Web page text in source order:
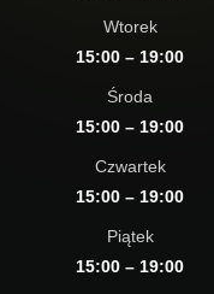
Wtorek
15:00 – 19:00
Środa
15:00 – 19:00
Czwartek
15:00 – 19:00
Piątek
15:00 – 19:00